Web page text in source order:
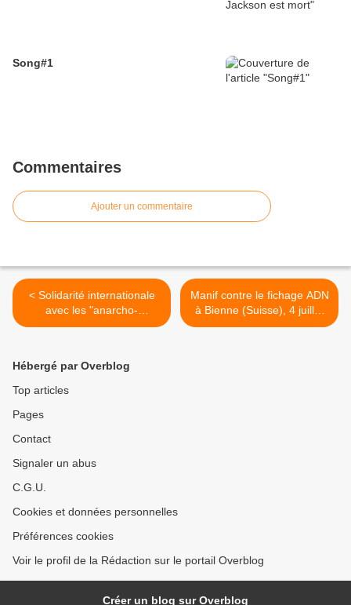
Song#1
Commentaires
Ajouter un commentaire
< Solidarité internationale
avec les "anarcho-
autonomes" français
Manif contre le fichage ADN
à Bienne (Suisse), 4 juillet
2009 >
Hébergé par Overblog
Top articles
Pages
Contact
Signaler un abus
C.G.U.
Cookies et données personnelles
Préférences cookies
Voir le profil de la Rédaction sur le portail Overblog
Créer un blog sur Overblog